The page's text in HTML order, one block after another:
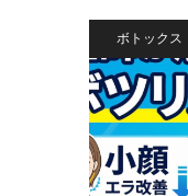
ボトックス